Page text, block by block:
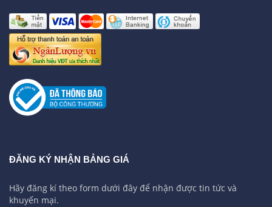
ĐĂNG KÝ NHẬN BẢNG GIÁ
Hãy đăng kí theo form dưới đây để nhận được tin tức và
khuyến mại.